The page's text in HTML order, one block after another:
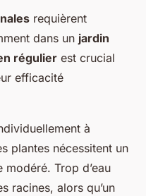
requièrent
dans un jardin
régulier est crucial
efficacité
à
plantes nécessitent un
Trop d’eau
racines, alors qu’un